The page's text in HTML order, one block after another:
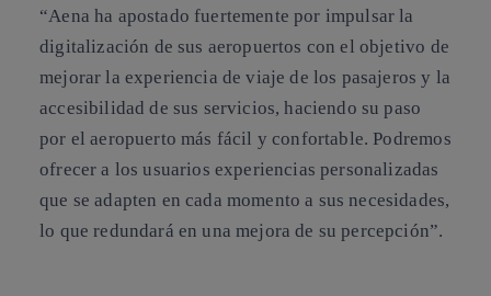
“Aena ha apostado fuertemente por impulsar la
digitalización de sus aeropuertos con el objetivo de
mejorar la experiencia de viaje de los pasajeros y la
accesibilidad de sus servicios, haciendo su paso
por el aeropuerto más fácil y confortable. Podremos
ofrecer a los usuarios experiencias personalizadas
que se adapten en cada momento a sus necesidades,
lo que redundará en una mejora de su percepción”.